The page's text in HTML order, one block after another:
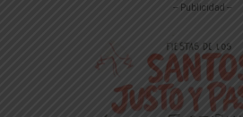
-- Publicidad --